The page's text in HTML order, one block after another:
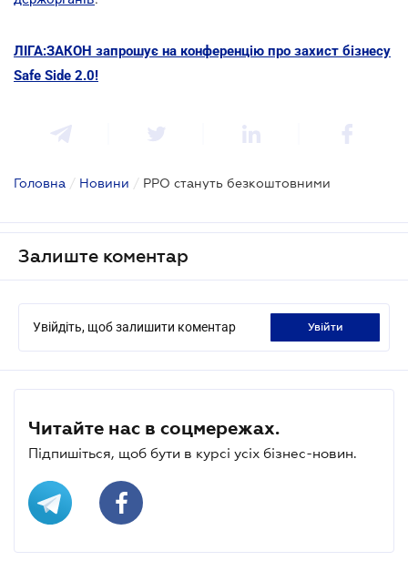
ЛІГА:ЗАКОН запрошує на конференцію про захист бізнесу
Safe Side 2.0!
Головна / Новини / РРО стануть безкоштовними
Залиште коментар
Увійдіть, щоб залишити коментар увійти
Читайте нас в соцмережах.
Підпишіться, щоб бути в курсі усіх бізнес-новин.